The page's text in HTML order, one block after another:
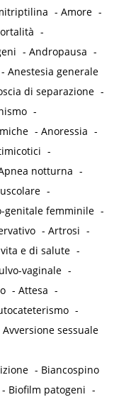
-Amore -
-
-Andropausa -
-Anestesia generale
di separazione -
-
-Anoressia -
-
notturna -
-
genitale femminile -
-Artrosi -
e di salute -
vaginale -
-Attesa -
-
Avversione sessuale
- Biancospino
- Biofilm patogeni -